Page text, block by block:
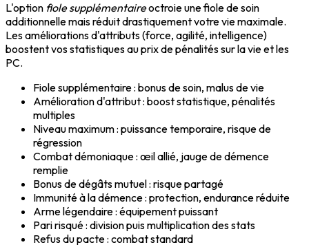
L'option fiole supplémentaireoctroie une fiole de soin
additionnelle mais réduit drastiquement votre vie maximale.
Les améliorations d'attributs (force, agilité, intelligence)
boostent vos statistiques au prix de pénalités sur la vie et les
PC.
Fiole supplémentaire : bonus de soin, malus de vie
Amélioration d'attribut : boost statistique, pénalités
multiples
Niveau maximum : puissance temporaire, risque de
régression
Combat démoniaque : œil allié, jauge de démence
remplie
Bonus de dégâts mutuel : risque partagé
Immunité à la démence : protection, endurance réduite
Arme légendaire : équipement puissant
Pari risqué : division puis multiplication des stats
Refus du pacte : combat standard